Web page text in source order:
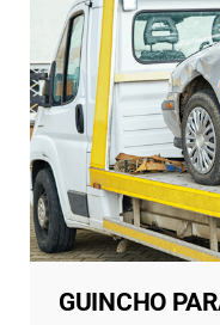
GUINCHO